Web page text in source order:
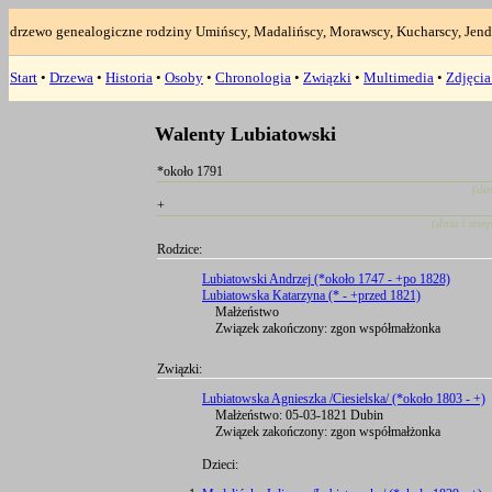
drzewo genealogiczne rodziny Umińscy, Madalińscy, Morawscy, Kucharscy,
Start • Drzewa • Historia • Osoby • Chronologia • Związki • Multimedia •
Walenty Lubiatowski
*około 1791
+
(data i
Rodzice:
Lubiatowski Andrzej (*około 1747 - +po 1828)
Lubiatowska Katarzyna (* - +przed 1821)
Małżeństwo
Związek zakończony: zgon współmałżonka
Związki:
Lubiatowska Agnieszka /Ciesielska/ (*około 1803 - +)
Małżeństwo: 05-03-1821 Dubin
Związek zakończony: zgon współmałżonka
Dzieci: